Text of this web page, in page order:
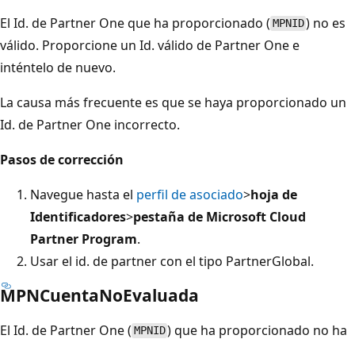
El Id. de Partner One que ha proporcionado ( MPNID) no es
válido. Proporcione un Id. válido de Partner One e
inténtelo de nuevo.
La causa más frecuente es que se haya proporcionado un
Id. de Partner One incorrecto.
Pasos de corrección
Navegue hasta el perfil de asociado>hoja de
Identificadores>pestaña de Microsoft Cloud
Partner Program.
Usar el id. de partner con el tipo PartnerGlobal.
MPNCuentaNoEvaluada
El Id. de Partner One ( MPNID) que ha proporcionado no ha